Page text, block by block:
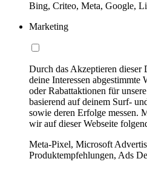
Bing, Criteo, Meta, Google,
Marketing
Durch das Akzeptieren
deine Interessen abgestimmte
oder Rabattaktionen für
basierend auf deinem Surf-
sowie deren Erfolge messen.
wir auf dieser Webseite
Meta-Pixel, Microsoft
Produktempfehlungen, Ads